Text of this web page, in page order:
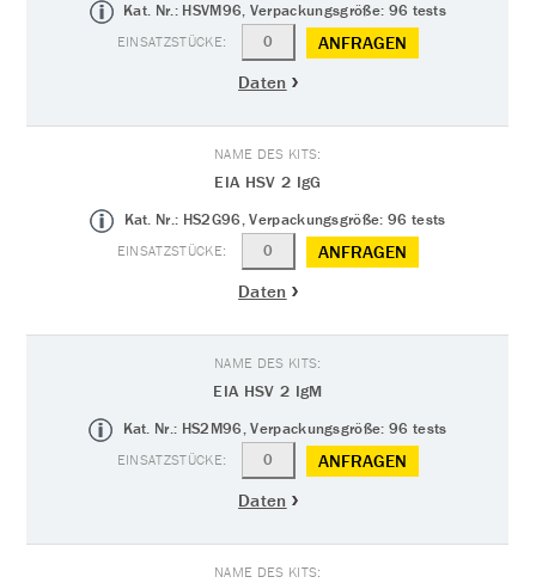
Kat. Nr.: HSVM96, Verpackungsgröße: 96 tests
ANFRAGEN
Daten
EIA HSV 2 IgG
Kat. Nr.: HS2G96, Verpackungsgröße: 96 tests
ANFRAGEN
Daten
EIA HSV 2 IgM
Kat. Nr.: HS2M96, Verpackungsgröße: 96 tests
ANFRAGEN
Daten